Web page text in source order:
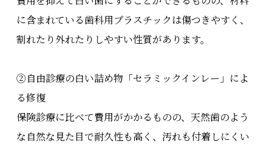
に含まれている歯科用プラスチックは傷つきやすく、
割れたり外れたりしやすい性質があります。
②自由診療の白い詰め物「セラミックインレー」によ
る修復
保険診療に比べて費用がかかるものの、天然歯のよう
な自然な見た目で耐久性も高く、汚れも付着しにくい